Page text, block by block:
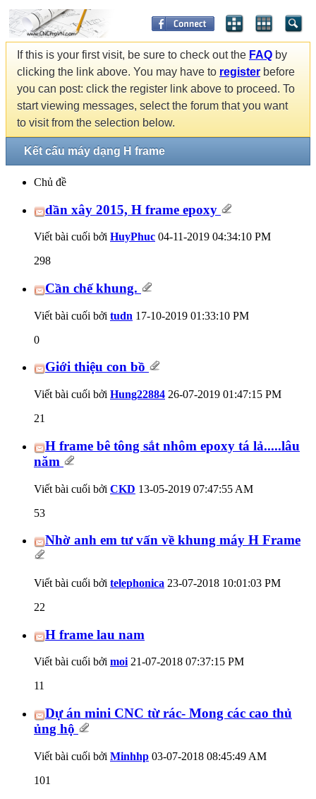
If this is your first visit, be sure to check out the FAQ by
clicking the link above. You may have to register before
you can post: click the register link above to proceed. To
start viewing messages, select the forum that you want
to visit from the selection below.
Kết cấu máy dạng H frame
Chủ đề
dần xây 2015, H frame epoxy
Viết bài cuối bởi HuyPhuc 04-11-2019 04:34:10 PM
298
Cần chế khung.
Viết bài cuối bởi tudn 17-10-2019 01:33:10 PM
0
Giới thiệu con bồ
Viết bài cuối bởi Hung22884 26-07-2019 01:47:15 PM
21
H frame bê tông sắt nhôm epoxy tá lả.....lâu
năm
Viết bài cuối bởi CKD 13-05-2019 07:47:55 AM
53
Nhờ anh em tư vấn về khung máy H Frame
Viết bài cuối bởi telephonica 23-07-2018 10:01:03 PM
22
H frame lau nam
Viết bài cuối bởi moi21-07-2018 07:37:15 PM
11
Dự án mini CNC từ rác- Mong các cao thủ
ủng hộ
Viết bài cuối bởi Minhhp 03-07-2018 08:45:49 AM
101